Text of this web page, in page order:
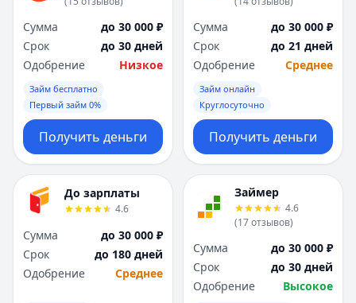
Сумма
до 30 000 ₽
Срок
до 30 дней
Одобрение
Низкое
Займ бесплатно
Первый займ 0%
Получить деньги
Сумма
до 30 000 ₽
Срок
до 21 дней
Одобрение
Среднее
Займ онлайн
Круглосуточно
Получить деньги
До зарплаты
4.6
Сумма
до 30 000 ₽
Срок
до 180 дней
Одобрение
Среднее
Займер
4.6
(17отзывов)
Сумма
до 30 000 ₽
Срок
до 30 дней
Одобрение
Высокое